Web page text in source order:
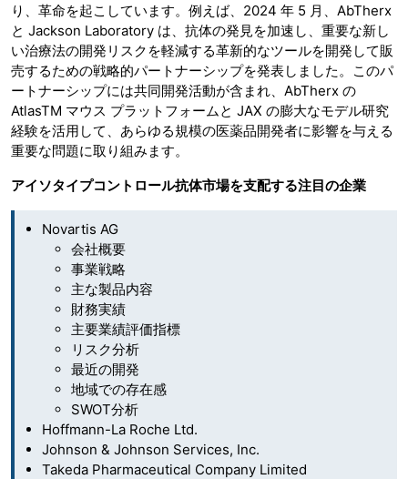
り、革命を起こしています。例えば、2024 年 5 月、AbTherx
と Jackson Laboratory は、抗体の発見を加速し、重要な新し
い治療法の開発リスクを軽減する革新的なツールを開発して販
売するための戦略的パートナーシップを発表しました。このパ
ートナーシップには共同開発活動が含まれ、AbTherx の
AtlasTM マウス プラットフォームと JAX の膨大なモデル研究
経験を活用して、あらゆる規模の医薬品開発者に影響を与える
重要な問題に取り組みます。
アイソタイプコントロール抗体市場を支配する注目の企業
Novartis AG
会社概要
事業戦略
主な製品内容
財務実績
主要業績評価指標
リスク分析
最近の開発
地域での存在感
SWOT分析
Hoffmann-La Roche Ltd.
Johnson & Johnson Services, Inc.
Takeda Pharmaceutical Company Limited